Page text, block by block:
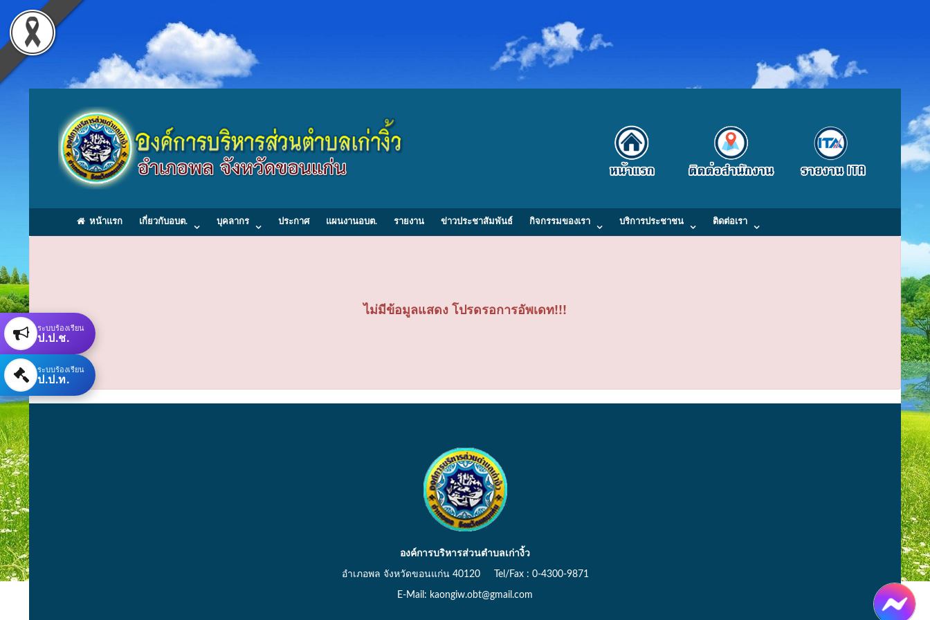
หน้าแรก เกี่ยวกับอบต. บุคลากร ประกาศ แผนงานอบต. รายงาน ข่าวประชาสัมพันธ์ กิจกรรมของเรา บริการประชาชน ติดต่อเรา
ไม่มีข้อมูลแสดง โปรดรอการอัพเดท!!!
ระบบร้องเรียน
ป.ป.ช.
ระบบร้องเรียน
ป.ป.ท.
องค์การบริหารส่วนตำบลเก่างิ้ว
อำเภอพล จังหวัดขอนแก่น 40120 Tel/Fax : 0-4300-9871
E-Mail: kaongiw.obt@gmail.com